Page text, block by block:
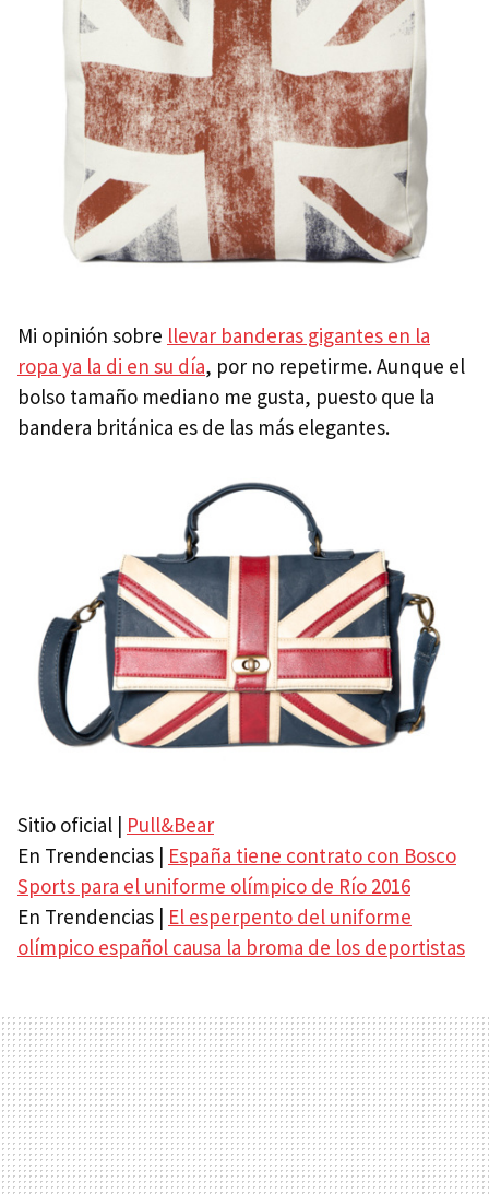
Mi opinión sobre llevar banderas gigantes en la
ropa ya la di en su día, por no repetirme. Aunque el
bolso tamaño mediano me gusta, puesto que la
bandera británica es de las más elegantes.
Sitio oficial | Pull&Bear
En Trendencias | España tiene contrato con Bosco
Sports para el uniforme olímpico de Río 2016
En Trendencias | El esperpento del uniforme
olímpico español causa la broma de los deportistas